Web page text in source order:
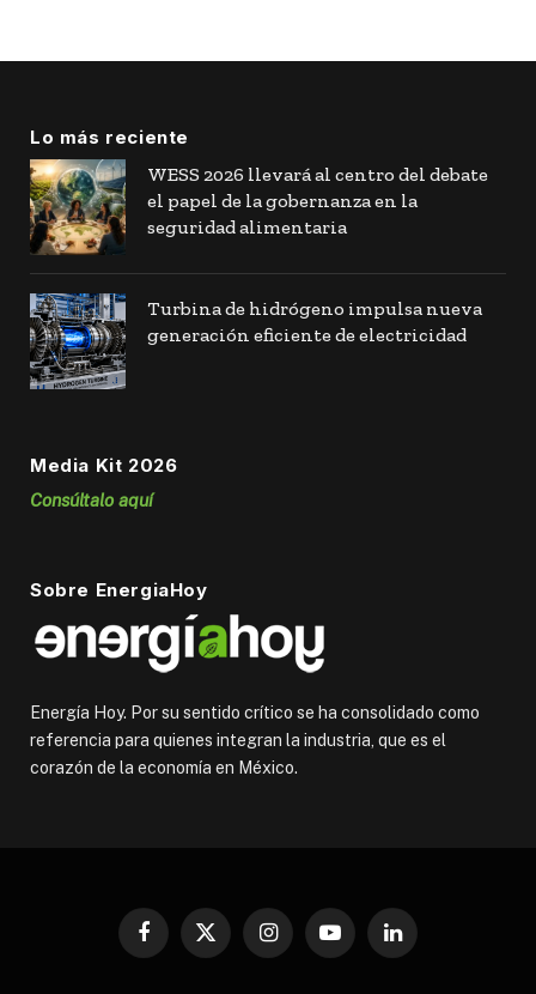
Lo más reciente
WESS 2026 llevará al centro del debate
el papel de la gobernanza en la
seguridad alimentaria
Turbina de hidrógeno impulsa nueva
generación eficiente de electricidad
Media Kit 2026
Consúltalo aquí
Sobre EnergiaHoy
Energía Hoy. Por su sentido crítico se ha consolidado como
referencia para quienes integran la industria, que es el
corazón de la economía en México.
Facebook
X
InstagramYouTubeLinkedIn